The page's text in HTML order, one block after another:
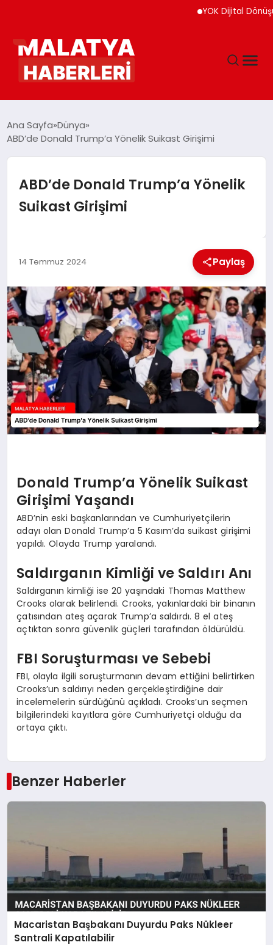
YOK Dijital Dönüşüm
DÜNYA
EKONOMI
MAGAZIN
SAĞLIK
SIYASET
SPOR
Ana Sayfa Dünya
ABD’de Donald Trump’a Yönelik Suikast Girişimi
ABD’de Donald Trump’a Yönelik
Suikast Girişimi
14 Temmuz 2024 Paylaş
Donald Trump’a Yönelik Suikast
Girişimi Yaşandı
ABD’nin eski başkanlarından ve Cumhuriyetçilerin
adayı olan Donald Trump’a 5 Kasım’da suikast girişimi
yapıldı. Olayda Trump yaralandı.
Saldırganın Kimliği ve Saldırı Anı
Saldırganın kimliği ise 20 yaşındaki Thomas Matthew
Crooks olarak belirlendi. Crooks, yakınlardaki bir binanın
çatısından ateş açarak Trump’a saldırdı. 8 el ateş
açtıktan sonra güvenlik güçleri tarafından öldürüldü.
FBI Soruşturması ve Sebebi
FBI, olayla ilgili soruşturmanın devam ettiğini belirtirken
Crooks’un saldırıyı neden gerçekleştirdiğine dair
incelemelerin sürdüğünü açıkladı. Crooks’un seçmen
bilgilerindeki kayıtlara göre Cumhuriyetçi olduğu da
ortaya çıktı.
Benzer Haberler
Macaristan Başbakanı Duyurdu Paks Nükleer
Santrali Kapatılabilir